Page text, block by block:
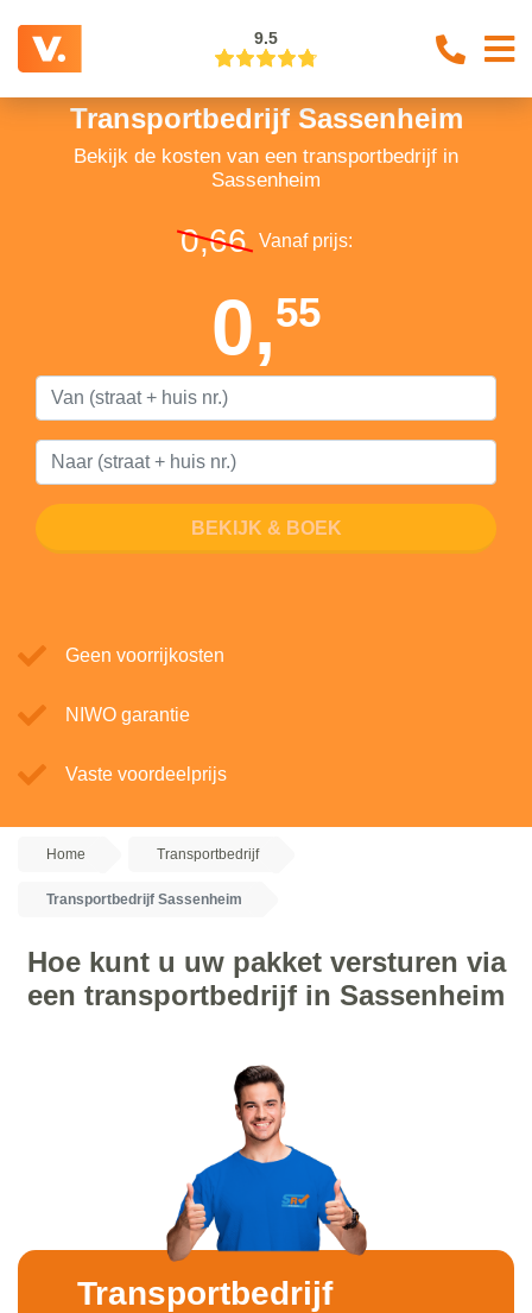
9.5
Transportbedrijf Sassenheim
Bekijk de kosten van een transportbedrijf in
Sassenheim
0,66 Vanaf prijs:
0,55
BEKIJK & BOEK
Geen voorrijkosten
NIWO garantie
Vaste voordeelprijs
Home Transportbedrijf
Transportbedrijf Sassenheim
Hoe kunt u uw pakket versturen via
een transportbedrijf in Sassenheim
Transportbedrijf